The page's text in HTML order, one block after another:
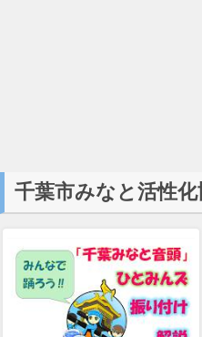
千葉市みなと活性